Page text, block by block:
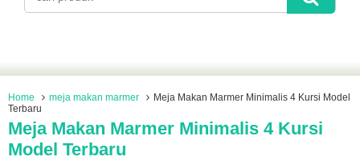
Home meja makan marmer
Meja Makan Marmer Minimalis 4 Kursi Model
Terbaru
Meja Makan Marmer Minimalis 4 Kursi
Model Terbaru